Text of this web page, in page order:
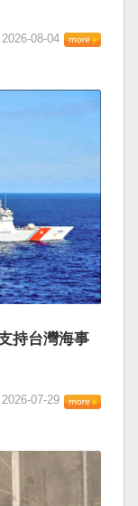
2026-08-04
持台灣海事
2026-07-29